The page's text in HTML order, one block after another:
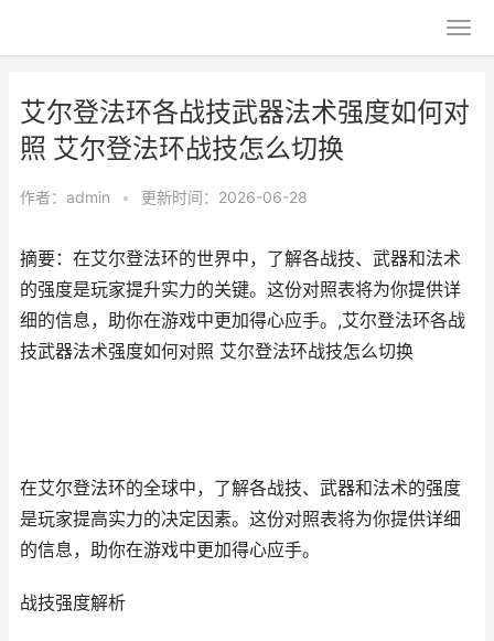
艾尔登法环各战技武器法术强度如何对
照 艾尔登法环战技怎么切换
作者： admin • 更新时间：2026-06-28
摘要：在艾尔登法环的世界中，了解各战技、武器和法术
的强度是玩家提升实力的关键。这份对照表将为你提供详
细的信息，助你在游戏中更加得心应手。,艾尔登法环各战
技武器法术强度如何对照 艾尔登法环战技怎么切换
在艾尔登法环的全球中，了解各战技、武器和法术的强度
是玩家提高实力的决定因素。这份对照表将为你提供详细
的信息，助你在游戏中更加得心应手。
战技强度解析